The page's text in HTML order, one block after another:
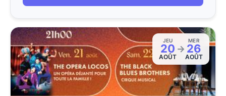
JEU
20
AOÛT
→
MER
26
AOÛT